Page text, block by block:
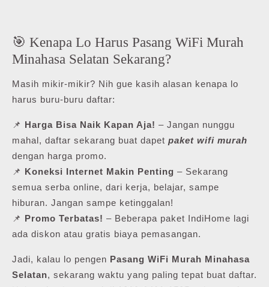
🎯 Kenapa Lo Harus Pasang WiFi Murah
Minahasa Selatan Sekarang?
Masih mikir-mikir? Nih gue kasih alasan kenapa lo
harus buru-buru daftar:
📌 Harga Bisa Naik Kapan Aja! – Jangan nunggu
mahal, daftar sekarang buat dapet paket wifi murah
dengan harga promo.
📌 Koneksi Internet Makin Penting – Sekarang
semua serba online, dari kerja, belajar, sampe
hiburan. Jangan sampe ketinggalan!
📌 Promo Terbatas! – Beberapa paket IndiHome lagi
ada diskon atau gratis biaya pemasangan.
Jadi, kalau lo pengen Pasang WiFi Murah Minahasa
Selatan, sekarang waktu yang paling tepat buat daftar.